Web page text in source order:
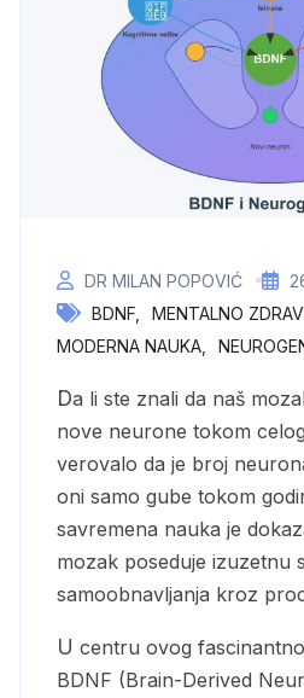
DR MILAN POPOVIĆ
BDNF
MENTALNO
MODERNA NAUKA
Da li ste znali da naš mozak može stvarati
nove neurone tokom
verovalo da je broj
oni samo gube tokom
savremena nauka je
mozak poseduje izuzetnu
samoobnavljanja kroz
U centru ovog fascinantnog procesa nalazi se
BDNF (Brain-Derived